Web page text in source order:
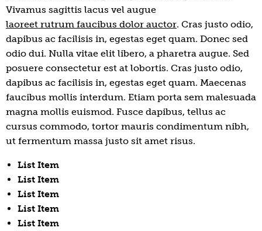
Vivamus sagittis lacus vel augue
laoreet rutrum faucibus dolor auctor. Cras justo odio,
dapibus ac facilisis in, egestas eget quam. Donec sed
odio dui. Nulla vitae elit libero, a pharetra augue. Sed
posuere consectetur est at lobortis. Cras justo odio,
dapibus ac facilisis in, egestas eget quam. Maecenas
faucibus mollis interdum. Etiam porta sem malesuada
magna mollis euismod. Fusce dapibus, tellus ac
cursus commodo, tortor mauris condimentum nibh,
ut fermentum massa justo sit amet risus.
List Item
List Item
List Item
List Item
List Item